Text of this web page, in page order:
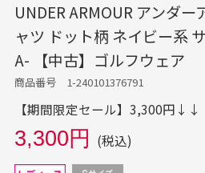
UNDER ARMOUR アンダ
ャツ ドット柄 ネイビー系
A- 【中古】ゴルフウェア
商品番号 1-240101376791
【期間限定セール】3,300円↓↓
3,300円 (税込)